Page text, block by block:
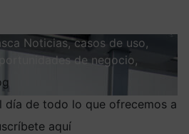
Noticias, casos de uso,
de negocio,
día de todo lo que ofrecemos a
aquí